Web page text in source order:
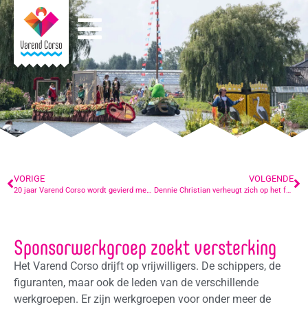
VORIGE
20 jaar Varend Corso wordt gevierd met 1 speciale song, 450.000 bloemen, 120.000 planten en 80.000 stuks groente en fruit
VOLGENDE
Dennie Christian verheugt zich op het feest dat Corso heet
Sponsorwerkgroep zoekt versterking
Het Varend Corso drijft op vrijwilligers. De schippers, de
figuranten, maar ook de leden van de verschillende
werkgroepen. Er zijn werkgroepen voor onder meer de